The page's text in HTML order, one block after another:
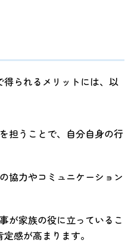
られるメリットには、以
担うことで、自分自身の行
協力やコミュニケーション
が家族の役に立っているこ
感が高まります。